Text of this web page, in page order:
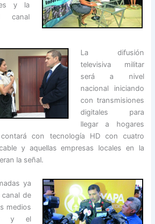
y la
canal
La difusión
televisiva militar
será a nivel
nacional iniciando
con transmisiones
digitales para
llegar a hogares
contará con tecnología HD con cuatro
y aquellas empresas locales en la
la señal.
ya
de
medios
y el